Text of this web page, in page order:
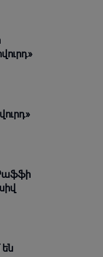
Րաֆֆի
են